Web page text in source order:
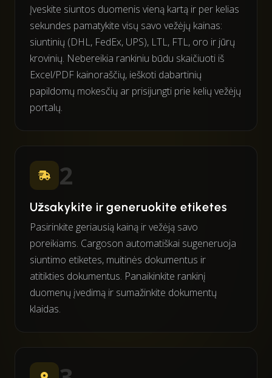
Įveskite siuntos duomenis vieną kartą ir per kelias
sekundes pamatykite visų savo vežėjų kainas:
siuntinių (DHL, FedEx, UPS), LTL, FTL, oro ir jūrų
krovinių. Nebereikia rankiniu būdu skaičiuoti iš
Excel/PDF kainoraščių, ieškoti dabartinių
papildomų mokesčių ar prisijungti prie kelių vežėjų
portalų.
2
Užsakykite ir generuokite etiketes
Pasirinkite geriausią kainą ir vežėją savo
poreikiams. Cargoson automatiškai sugeneruoja
siuntimo etiketes, muitinės dokumentus ir
atitikties dokumentus. Panaikinkite rankinį
duomenų įvedimą ir sumažinkite dokumentų
klaidas.